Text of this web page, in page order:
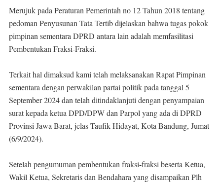
Merujuk pada Peraturan Pemerintah no 12 Tahun 2018 tentang
pedoman Penyusunan Tata Tertib dijelaskan bahwa tugas pokok
pimpinan sementara DPRD antara lain adalah memfasilitasi
Pembentukan Fraksi-Fraksi.
Terkait hal dimaksud kami telah melaksanakan Rapat Pimpinan
sementara dengan perwakilan partai politik pada tanggal 5
September 2024 dan telah ditindaklanjuti dengan penyampaian
surat kepada ketua DPD/DPW dan Parpol yang ada di DPRD
Provinsi Jawa Barat, jelas Taufik Hidayat, Kota Bandung, Jumat
(6/9/2024).
Setelah pengumuman pembentukan fraksi-fraksi beserta Ketua,
Wakil Ketua, Sekretaris dan Bendahara yang disampaikan Plh